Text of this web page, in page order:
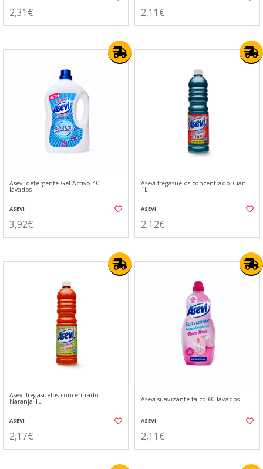
2,31€ 2,11€
Asevi detergente Gel Activo 40
lavados
ASEVI
3,92€
Asevi fregasuelos concentrado Cian
1L
ASEVI
2,12€
Asevi fregasuelos concentrado
Naranja 1L
ASEVI
2,17€
Asevi suavizante talco 60 lavados
ASEVI
2,11€